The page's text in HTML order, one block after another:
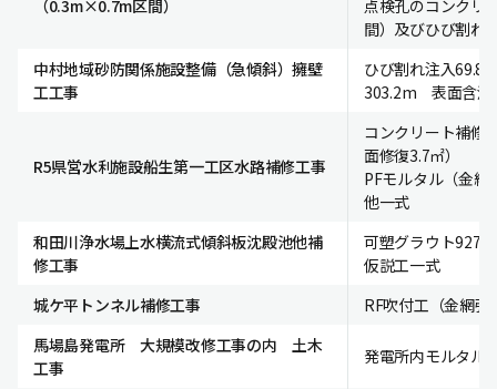
（0.3m×0.7m区間）
点検孔のコンクリ
間）及びひび割れ
中村地域砂防関係施設整備（急傾斜）擁壁
工工事
ひび割れ注入
303.2m 表面含浸
R5県営水利施設船生第一工区水路補修工事
コンクリート補
面修復3.7㎡）
PFモルタル（金
他一式
和田川浄水場上水横流式傾斜板沈殿池他補
修工事
可塑グラウト927
仮説工一式
城ケ平トンネル補修工事
RF吹付工（金網張
馬場島発電所 大規模改修工事の内 土木
工事
発電所内モルタル